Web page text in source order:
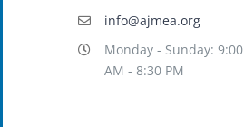
info@ajmea.org
Monday - Sunday: 9:00
AM - 8:30 PM